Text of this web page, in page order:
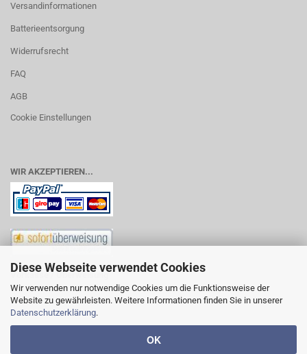
Diese Webseite verwendet Cookies
Wir verwenden nur notwendige Cookies um die Funktionsweise der
Website zu gewährleisten. Weitere Informationen finden Sie in unserer
Datenschutzerklärung.
OK
Versandinformationen
Batterieentsorgung
Widerrufsrecht
FAQ
AGB
Cookie Einstellungen
WIR AKZEPTIEREN...
Vorkasse / Überweisung